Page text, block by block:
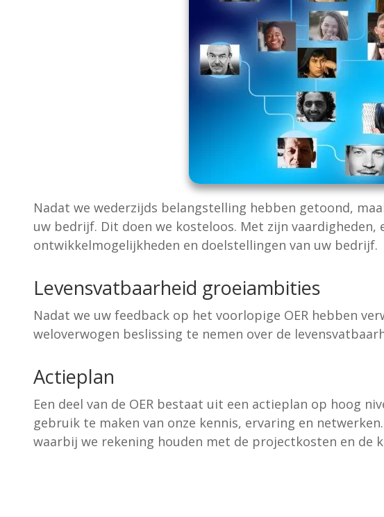
Nadat we wederzijds belangstelling hebben getoond,
uw bedrijf. Dit doen we kosteloos. Met zijn
ontwikkelmogelijkheden en doelstellingen van uw bedrijf.
Levensvatbaarheid groeiambities
Nadat we uw feedback op het voorlopige OER hebben
weloverwogen beslissing te nemen over de
Actieplan
Een deel van de OER bestaat uit een actieplan op hoog
gebruik te maken van onze kennis, ervaring en
waarbij we rekening houden met de projectkosten en de